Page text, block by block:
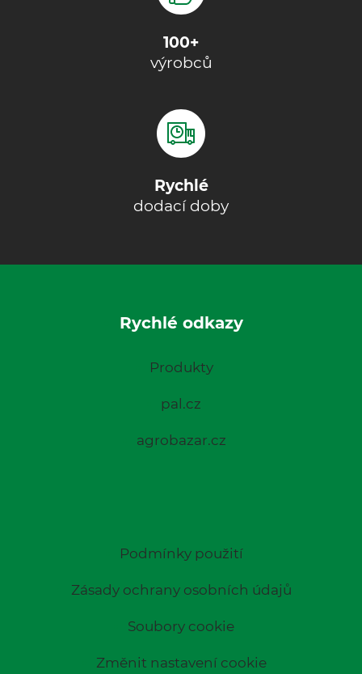
100+
výrobců
Rychlé
dodací doby
Rychlé odkazy
Produkty
pal.cz
agrobazar.cz
Podmínky použití
Zásady ochrany osobních údajů
Soubory cookie
Změnit nastavení cookie